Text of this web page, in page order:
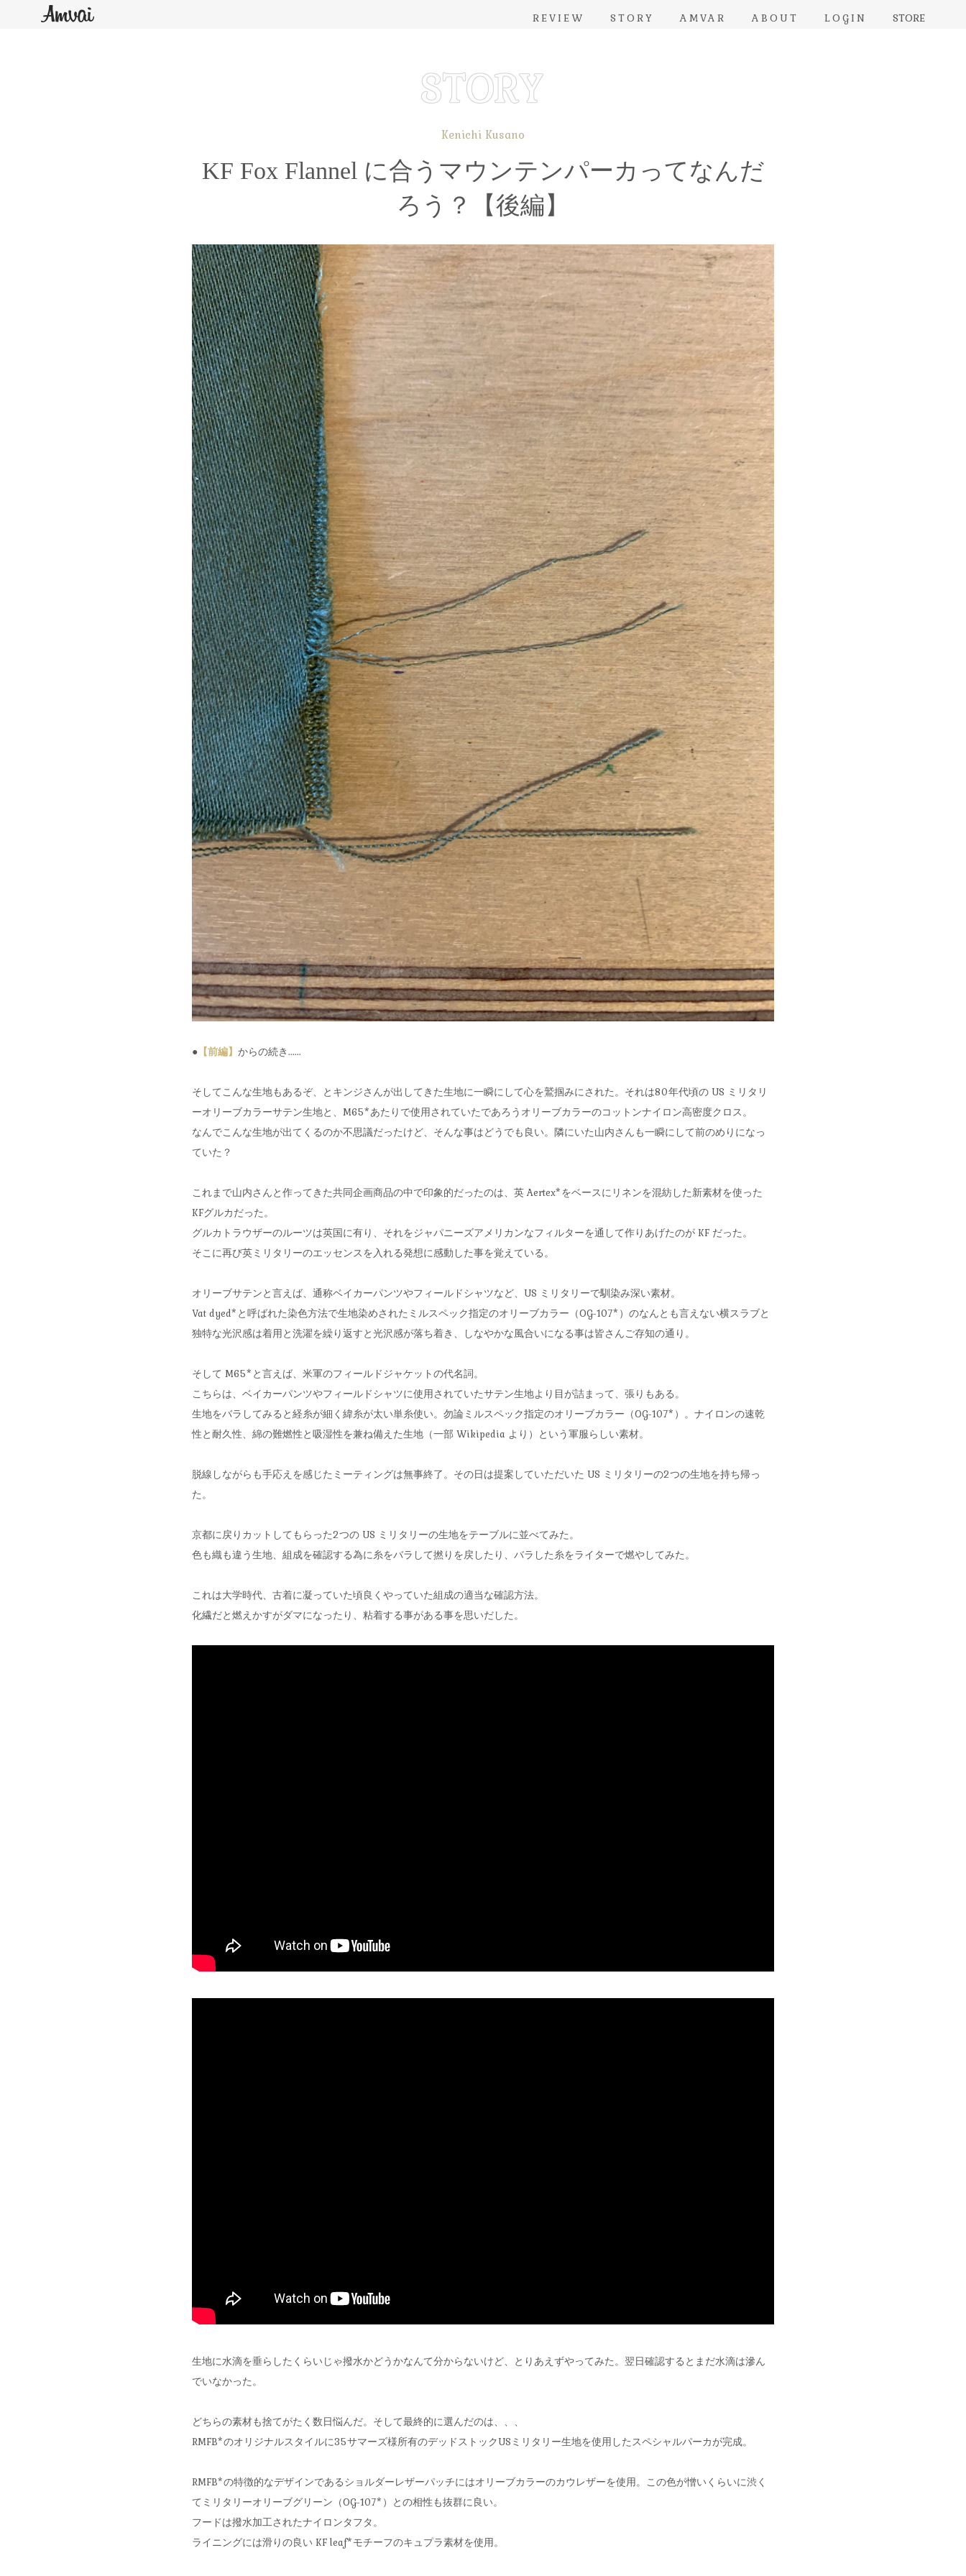
REVIEW STORY AMVAR ABOUT LOGIN STORE
Kenichi Kusano
KF Fox Flannel に合うマウンテンパーカってなんだ
ろう？【後編】
● 【前編】 からの続き......
そしてこんな生地もあるぞ、とキンジさんが出してきた生地に一瞬にして心を鷲掴みにされた。それは80年代頃の US ミリタリ
ーオリーブカラーサテン生地と、M65*あたりで使用されていたであろうオリーブカラーのコットンナイロン高密度クロス。
なんでこんな生地が出てくるのか不思議だったけど、そんな事はどうでも良い。隣にいた山内さんも一瞬にして前のめりになっ
ていた？
これまで山内さんと作ってきた共同企画商品の中で印象的だったのは、英 Aertex*をベースにリネンを混紡した新素材を使った
KFグルカだった。
グルカトラウザーのルーツは英国に有り、それをジャパニーズアメリカンなフィルターを通して作りあげたのが KF だった。
そこに再び英ミリタリーのエッセンスを入れる発想に感動した事を覚えている。
オリーブサテンと言えば、通称ベイカーパンツやフィールドシャツなど、US ミリタリーで馴染み深い素材。
Vat dyed*と呼ばれた染色方法で生地染めされたミルスペック指定のオリーブカラー（OG-107*）のなんとも言えない横スラブと
独特な光沢感は着用と洗濯を繰り返すと光沢感が落ち着き、しなやかな風合いになる事は皆さんご存知の通り。
そして M65*と言えば、米軍のフィールドジャケットの代名詞。
こちらは、ベイカーパンツやフィールドシャツに使用されていたサテン生地より目が詰まって、張りもある。
生地をバラしてみると経糸が細く緯糸が太い単糸使い。勿論ミルスペック指定のオリーブカラー（OG-107*）。ナイロンの速乾
性と耐久性、綿の難燃性と吸湿性を兼ね備えた生地（一部 Wikipedia より）という軍服らしい素材。
脱線しながらも手応えを感じたミーティングは無事終了。その日は提案していただいた US ミリタリーの2つの生地を持ち帰っ
た。
京都に戻りカットしてもらった2つの US ミリタリーの生地をテーブルに並べてみた。
色も織も違う生地、組成を確認する為に糸をバラして撚りを戻したり、バラした糸をライターで燃やしてみた。
これは大学時代、古着に凝っていた頃良くやっていた組成の適当な確認方法。
化繊だと燃えかすがダマになったり、粘着する事がある事を思いだした。
生地に水滴を垂らしたくらいじゃ撥水かどうかなんて分からないけど、とりあえずやってみた。翌日確認するとまだ水滴は滲ん
でいなかった。
どちらの素材も捨てがたく数日悩んだ。そして最終的に選んだのは、、、
RMFB*のオリジナルスタイルに35サマーズ様所有のデッドストックUSミリタリー生地を使用したスペシャルパーカが完成。
RMFB*の特徴的なデザインであるショルダーレザーパッチにはオリーブカラーのカウレザーを使用。この色が憎いくらいに渋く
てミリタリーオリーブグリーン（OG-107*）との相性も抜群に良い。
フードは撥水加工されたナイロンタフタ。
ライニングには滑りの良い KF leaf*モチーフのキュプラ素材を使用。